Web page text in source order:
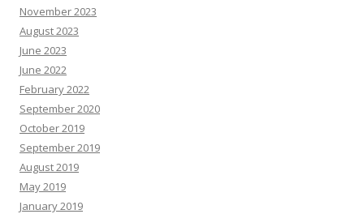
November 2023
August 2023
June 2023
June 2022
February 2022
September 2020
October 2019
September 2019
August 2019
May 2019
January 2019